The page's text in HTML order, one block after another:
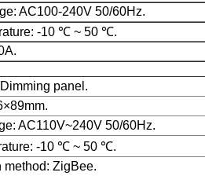
AC100-240V 50/60Hz.
-10 ℃ ~ 50 ℃.
Dimming panel.
AC110V~240V 50/60Hz.
-10 ℃ ~ 50 ℃.
method: ZigBee.